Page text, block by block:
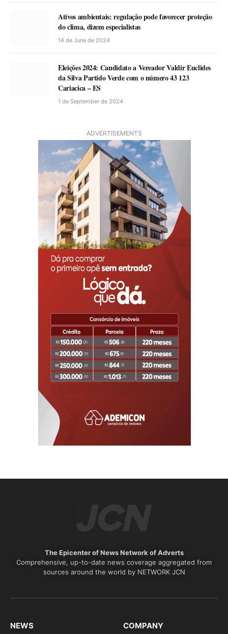
Ativos ambientais: regulação pode favorecer proteção
do clima, dizem especialistas
14 de June de 2024
Eleições 2024: Candidato a Vereador Valdir Euclides
da Silva Partido Verde com o número 43 123
Cariacica – ES
1 de September de 2024
ADVERTISEMENTS
The Epicenter of News Network of Adverts
Comprehensive, up-to-date news coverage aggregated from
sources around the world by NETWORK JCN
NEWS COMPANY